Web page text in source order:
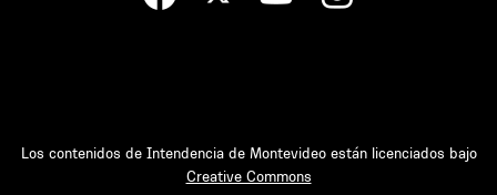
Los contenidos de Intendencia de Montevideo están licenciados bajo
Creative Commons